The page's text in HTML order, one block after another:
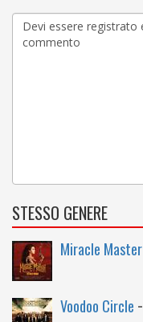
STESSO GENERE
Miracle Master
Voodoo Circle -